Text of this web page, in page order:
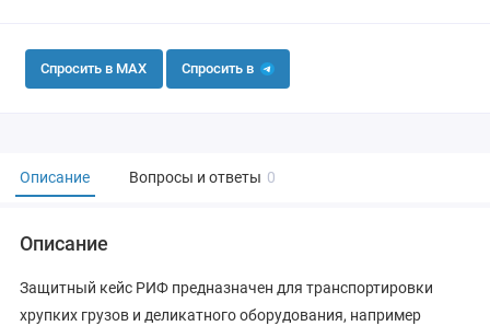
Спросить в MAX Спросить в
Описание Вопросы и ответы 0
Описание
Защитный кейс РИФ предназначен для транспортировки
хрупких грузов и деликатного оборудования, например